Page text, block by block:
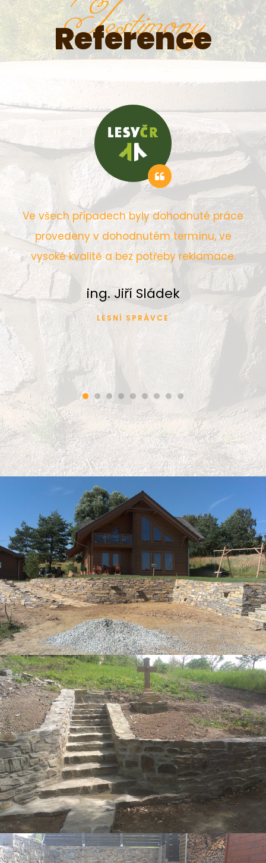
Testimony
Reference
Ve všech případech byly dohodnuté práce
provedeny v dohodnutém termínu, ve
vysoké kvalitě a bez potřeby reklamace.
ing. Jiří Sládek
LESNÍ SPRÁVCE